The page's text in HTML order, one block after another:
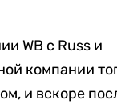
WB с Russ и
компании
и вскоре